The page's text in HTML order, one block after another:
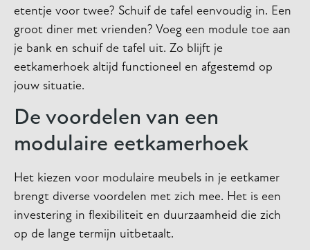
etentje voor twee? Schuif de tafel eenvoudig in. Een
groot diner met vrienden? Voeg een module toe aan
je bank en schuif de tafel uit. Zo blijft je
eetkamerhoek altijd functioneel en afgestemd op
jouw situatie.
De voordelen van een
modulaire eetkamerhoek
Het kiezen voor modulaire meubels in je eetkamer
brengt diverse voordelen met zich mee. Het is een
investering in flexibiliteit en duurzaamheid die zich
op de lange termijn uitbetaalt.